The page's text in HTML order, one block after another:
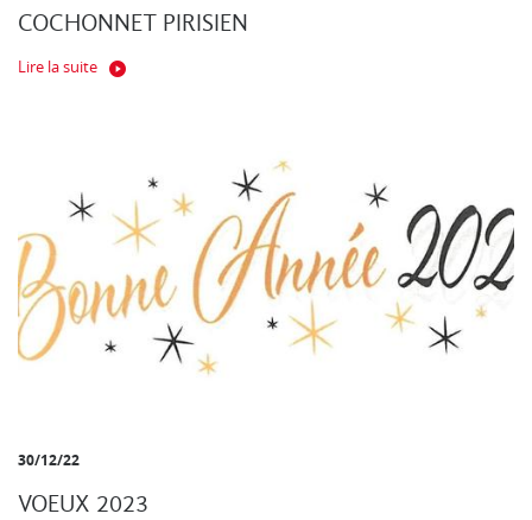
COCHONNET PIRISIEN
Lire la suite
30/12/22
VOEUX 2023